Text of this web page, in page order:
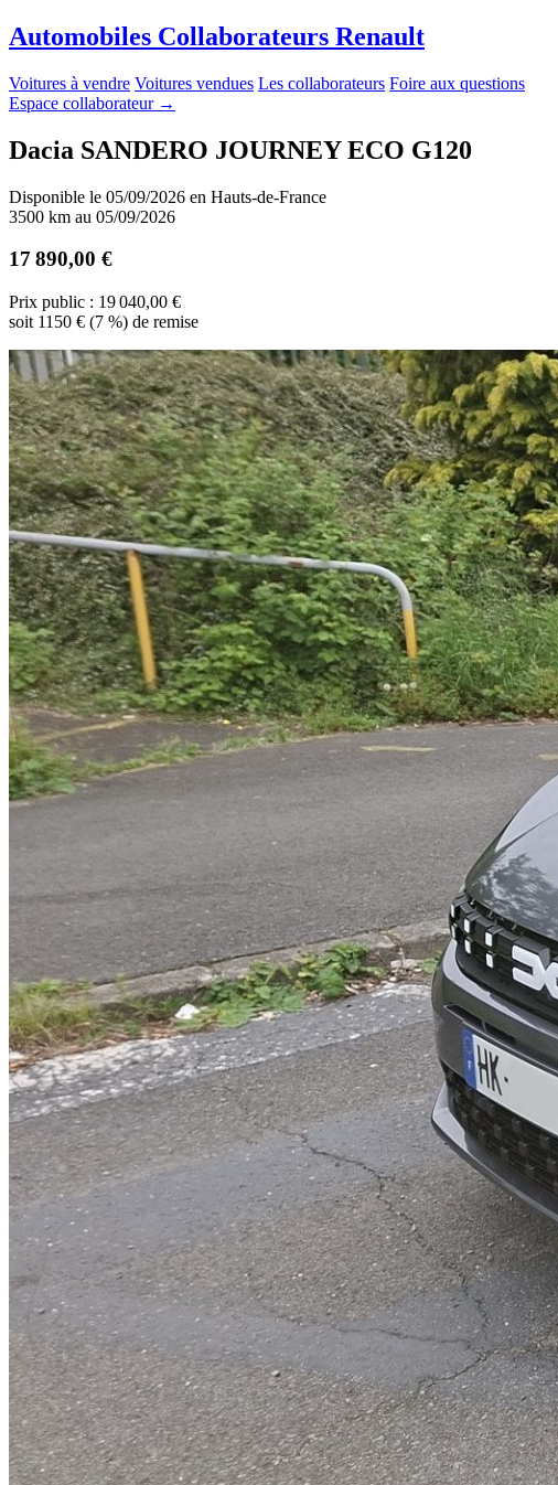
Automobiles Collaborateurs Renault
Voitures à vendre Voitures vendues Les collaborateurs Foire aux questions
Espace collaborateur →
Dacia SANDERO JOURNEY ECO G120
Disponible le 05/09/2026 en Hauts-de-France
3500 km au 05/09/2026
17 890,00 €
Prix public : 19 040,00 €
soit 1150 € (7 %) de remise